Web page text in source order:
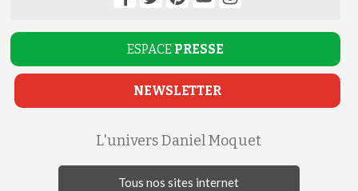
ESPACE PRESSE
NEWSLETTER
L'univers Daniel Moquet
Tous nos sites internet